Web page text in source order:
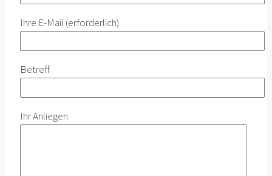
Ihre E-Mail (erforderlich)
Betreff
Ihr Anliegen